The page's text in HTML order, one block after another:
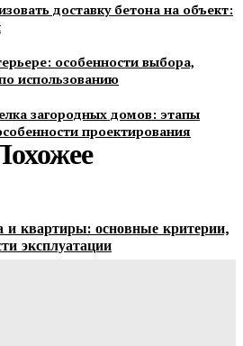
доставку бетона на объект:
особенности выбора,
использованию
загородных домов: этапы
проектирования
и квартиры: основные критерии,
эксплуатации